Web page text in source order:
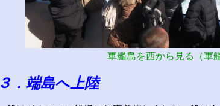
軍艦島を西から見る（軍
３．端島へ上陸